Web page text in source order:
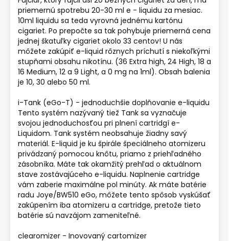
priemernú spotrebu 20-30 ml e - liquidu za mesiac.
10ml liquidu sa teda vyrovná jednému kartónu
cigariet. Po prepočte sa tak pohybuje priemerná cena
jednej škatuľky cigariet okolo 33 centov! U nás
môžete zakúpiť e-liquid rôznych príchutí s niekoľkými
stupňami obsahu nikotínu. (36 Extra high, 24 High, 18 a
16 Medium, 12 a 9 Light, a 0 mg na 1ml). Obsah balenia
je 10, 30 alebo 50 ml.
i-Tank (eGo-T) - jednoduchšie doplňovanie e-liquidu
Tento systém nazývaný tiež Tank sa vyznačuje
svojou jednoduchosťou pri plnení cartridgí e-
Liquidom. Tank systém neobsahuje žiadny savý
materiál. E-liquid je ku špirále špeciálneho atomizeru
privádzaný pomocou knôtu, priamo z priehľadného
zásobníka. Máte tak okamžitý prehľad o aktuálnom
stave zostávajúceho e-liquidu. Naplnenie cartridge
vám zaberie maximálne pol minúty. Ak máte batérie
radu Joye/BW510 eGo, môžete tento spôsob vyskúšať
zakúpením iba atomizeru a cartridge, pretože tieto
batérie sú navzájom zameniteľné.
clearomizer - Inovovaný cartomizer